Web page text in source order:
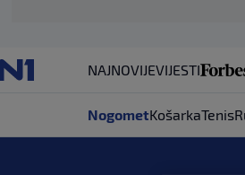
NAJNOVIJEVIJESTI
NogometKošarkaTenis